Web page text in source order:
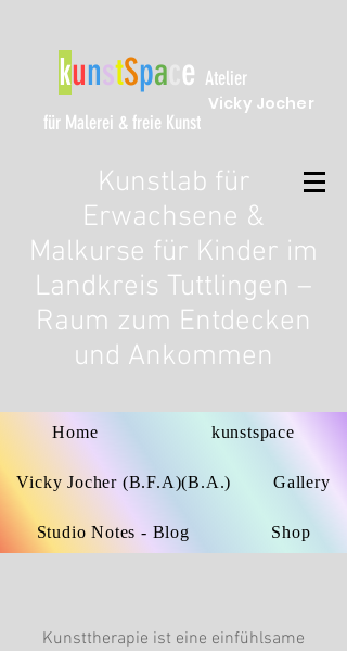
Vicky Jocher
kunstSpa e Atelier
für Malerei & freie Kunst
Kunstlab für
Erwachsene &
Malkurse für Kinder im
Landkreis Tuttlingen –
Raum zum Entdecken
und Ankommen
Home kunstspace
Vicky Jocher (B.F.A)(B.A.) Gallery
Studio Notes - Blog Shop
Kunsttherapie ist eine einfühlsame